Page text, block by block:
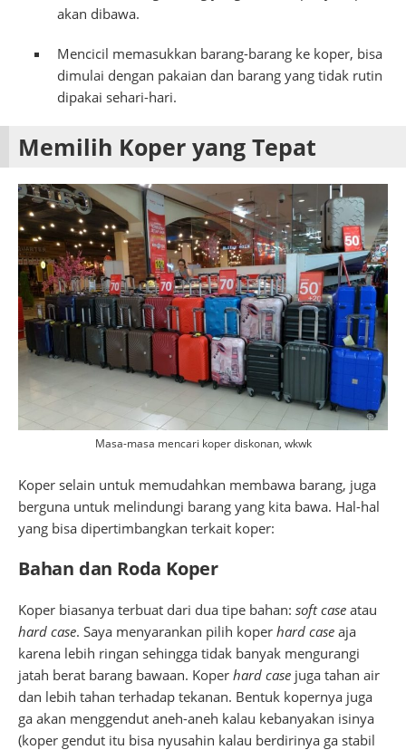
akan dibawa.
Mencicil memasukkan barang-barang ke koper, bisa
dimulai dengan pakaian dan barang yang tidak rutin
dipakai sehari-hari.
Memilih Koper yang Tepat
Masa-masa mencari koper diskonan, wkwk
Koper selain untuk memudahkan membawa barang, juga
berguna untuk melindungi barang yang kita bawa. Hal-hal
yang bisa dipertimbangkan terkait koper:
Bahan dan Roda Koper
Koper biasanya terbuat dari dua tipe bahan: soft case atau
hard case. Saya menyarankan pilih koper hard case aja
karena lebih ringan sehingga tidak banyak mengurangi
jatah berat barang bawaan. Koper hard case juga tahan air
dan lebih tahan terhadap tekanan. Bentuk kopernya juga
ga akan menggendut aneh-aneh kalau kebanyakan isinya
(koper gendut itu bisa nyusahin kalau berdirinya ga stabil